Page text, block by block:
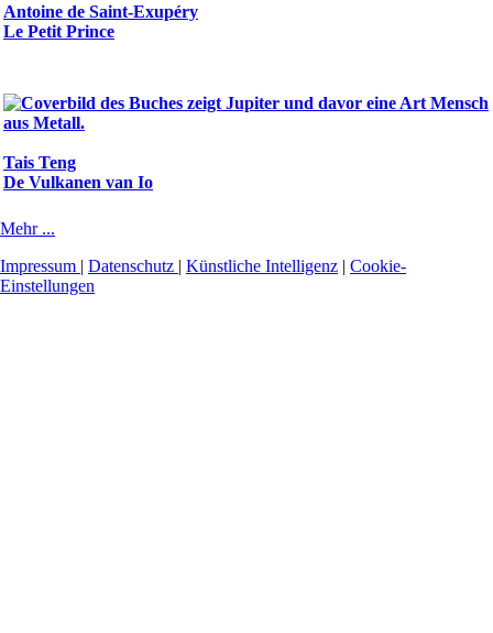
Antoine de Saint-Exupéry
Le Petit Prince
Tais Teng
De Vulkanen van Io
Mehr ...
Impressum | Datenschutz | Künstliche Intelligenz | Cookie-
Einstellungen